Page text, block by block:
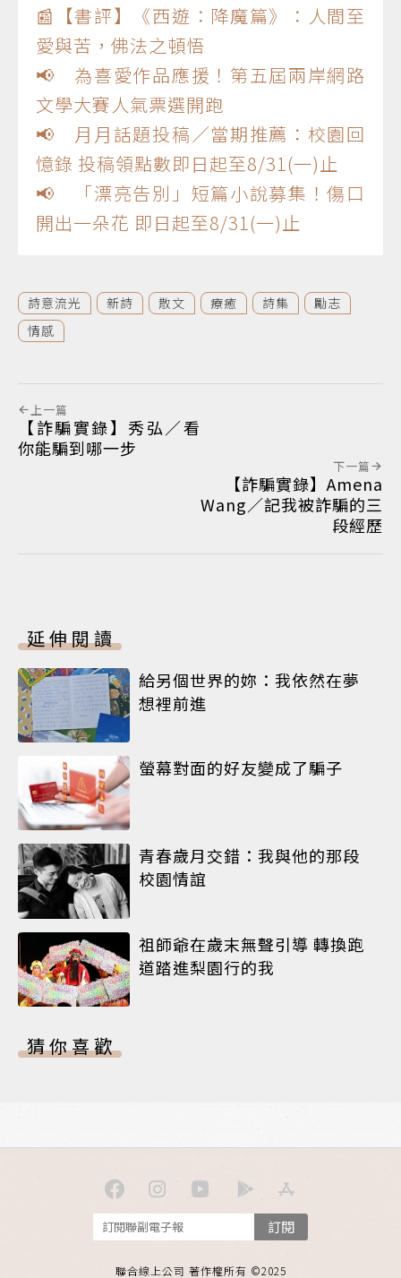
📰【書評】《西遊：降魔篇》：人間至
愛與苦，佛法之頓悟
📢 為喜愛作品應援！第五屆兩岸網路
文學大賽人氣票選開跑
📢 月月話題投稿／當期推薦：校園回
憶錄 投稿領點數即日起至8/31(一)止
📢 「漂亮告別」短篇小說募集！傷口
開出一朵花 即日起至8/31(一)止
詩意流光 新詩 散文 療癒 詩集
勵志
情感
上一篇
【詐騙實錄】秀弘／看
你能騙到哪一步
下一篇
【詐騙實錄】Amena
Wang／記我被詐騙的三
段經歷
延伸閱讀
給另個世界的妳：我依然在夢
想裡前進
螢幕對面的好友變成了騙子
青春歲月交錯：我與他的那段
校園情誼
祖師爺在歲末無聲引導 轉換跑
道踏進梨園行的我
猜你喜歡
訂閱
聯合線上公司 著作權所有 ©2025